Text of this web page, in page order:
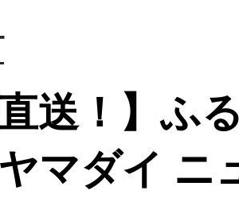
送！】ふ
マダイ ニ